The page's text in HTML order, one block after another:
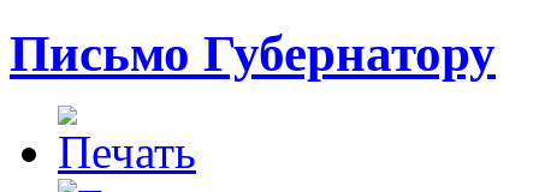
Письмо Губернатору